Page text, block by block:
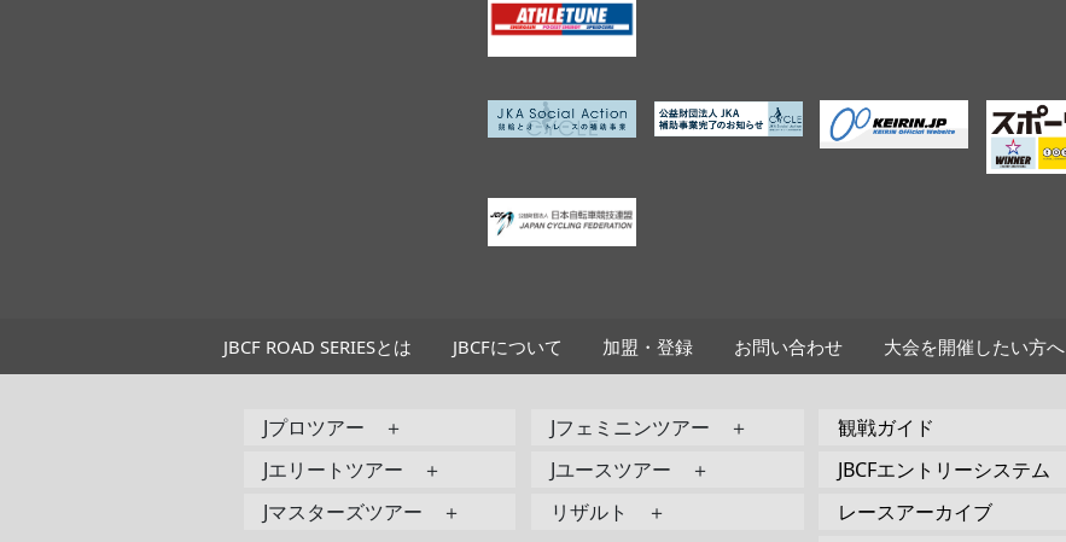
JBCF ROAD SERIESとは JBCFについて 加盟・登録 お問い合わせ 大会を開催したい方へ
Jプロツアー ＋
Jエリートツアー ＋
Jマスターズツアー ＋
Jフェミニンツアー ＋
Jユースツアー ＋
リザルト ＋
観戦ガイド
JBCFエントリーシステム
レースアーカイブ